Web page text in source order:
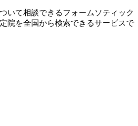
いて相談できるフォームソティック
院を全国から検索できるサービスで